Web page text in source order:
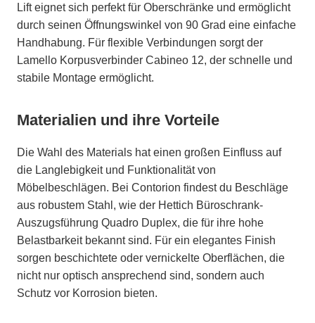
Lift eignet sich perfekt für Oberschränke und ermöglicht
durch seinen Öffnungswinkel von 90 Grad eine einfache
Handhabung. Für flexible Verbindungen sorgt der
Lamello Korpusverbinder Cabineo 12, der schnelle und
stabile Montage ermöglicht.
Materialien und ihre Vorteile
Die Wahl des Materials hat einen großen Einfluss auf
die Langlebigkeit und Funktionalität von
Möbelbeschlägen. Bei Contorion findest du Beschläge
aus robustem Stahl, wie der Hettich Büroschrank-
Auszugsführung Quadro Duplex, die für ihre hohe
Belastbarkeit bekannt sind. Für ein elegantes Finish
sorgen beschichtete oder vernickelte Oberflächen, die
nicht nur optisch ansprechend sind, sondern auch
Schutz vor Korrosion bieten.